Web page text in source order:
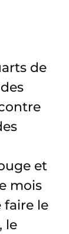
de
et
mois
faire le
le